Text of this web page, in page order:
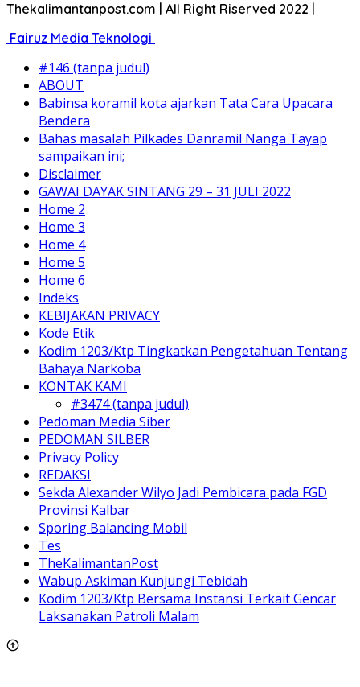
Thekalimantanpost.com | All Right Riserved 2022 |
Fairuz Media Teknologi
#146 (tanpa judul)
ABOUT
Babinsa koramil kota ajarkan Tata Cara Upacara
Bendera
Bahas masalah Pilkades Danramil Nanga Tayap
sampaikan ini;
Disclaimer
GAWAI DAYAK SINTANG 29 – 31 JULI 2022
Home 2
Home 3
Home 4
Home 5
Home 6
Indeks
KEBIJAKAN PRIVACY
Kode Etik
Kodim 1203/Ktp Tingkatkan Pengetahuan Tentang
Bahaya Narkoba
KONTAK KAMI
#3474 (tanpa judul)
Pedoman Media Siber
PEDOMAN SILBER
Privacy Policy
REDAKSI
Sekda Alexander Wilyo Jadi Pembicara pada FGD
Provinsi Kalbar
Sporing Balancing Mobil
Tes
TheKalimantanPost
Wabup Askiman Kunjungi Tebidah
Kodim 1203/Ktp Bersama Instansi Terkait Gencar
Laksanakan Patroli Malam